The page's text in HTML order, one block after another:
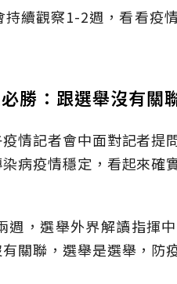
續觀察1-2週，看看疫
勝：跟選舉沒有關
情記者會中面對記者提
病疫情穩定，看起來確
，選舉外界解讀指揮
關聯，選舉是選舉，防